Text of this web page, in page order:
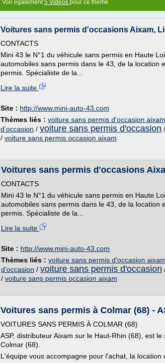
Voir également5 Vidéos pour ce thème
Voitures sans permis d'occasions Aixam,
CONTACTS
Mini 43 le N°1 du véhicule sans permis en Haute
automobiles sans permis dans le 43, de la location
permis. Spécialiste de la...
Lire la suite
Site : http://www.mini-auto-43.com
Thèmes liés : voiture sans permis d'occasion aixam
d'occasion / voiture sans permis d'occasion /
/ voiture sans permis occasion aixam
Voitures sans permis d'occasions
CONTACTS
Mini 43 le N°1 du véhicule sans permis en Haute
automobiles sans permis dans le 43, de la location
permis. Spécialiste de la...
Lire la suite
Site : http://www.mini-auto-43.com
Thèmes liés : voiture sans permis d'occasion aixam
d'occasion / voiture sans permis d'occasion
/ voiture sans permis occasion aixam
Voitures sans permis à Colmar (68) -
VOITURES SANS PERMIS À COLMAR (68)
ASP, distributeur Aixam sur le Haut-Rhin (68), est
Colmar (68).
L'équipe vous accompagne pour l'achat, la